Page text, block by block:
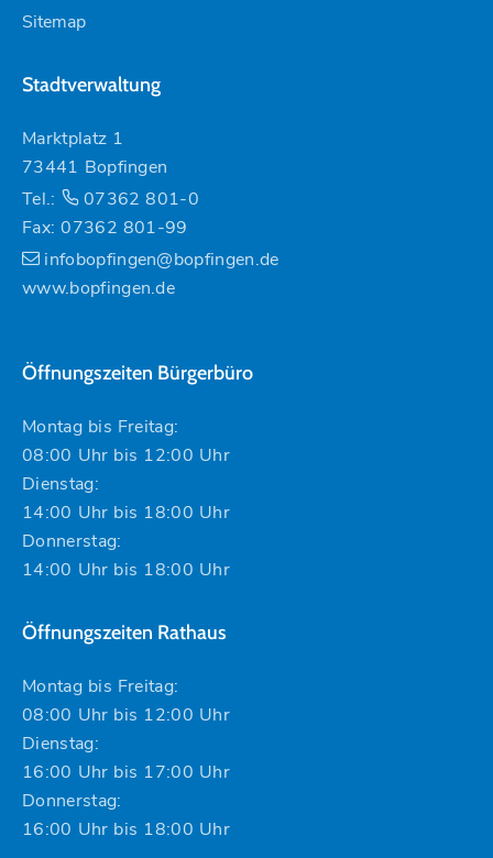
Sitemap
Stadtverwaltung
Marktplatz 1
73441 Bopfingen
Tel.:
07362 801-0
Fax: 07362 801-99
infobopfingen@bopfingen.de
www.bopfingen.de
Öffnungszeiten Bürgerbüro
Montag bis Freitag:
08:00 Uhr bis 12:00 Uhr
Dienstag:
14:00 Uhr bis 18:00 Uhr
Donnerstag:
14:00 Uhr bis 18:00 Uhr
Öffnungszeiten Rathaus
Montag bis Freitag:
08:00 Uhr bis 12:00 Uhr
Dienstag:
16:00 Uhr bis 17:00 Uhr
Donnerstag:
16:00 Uhr bis 18:00 Uhr